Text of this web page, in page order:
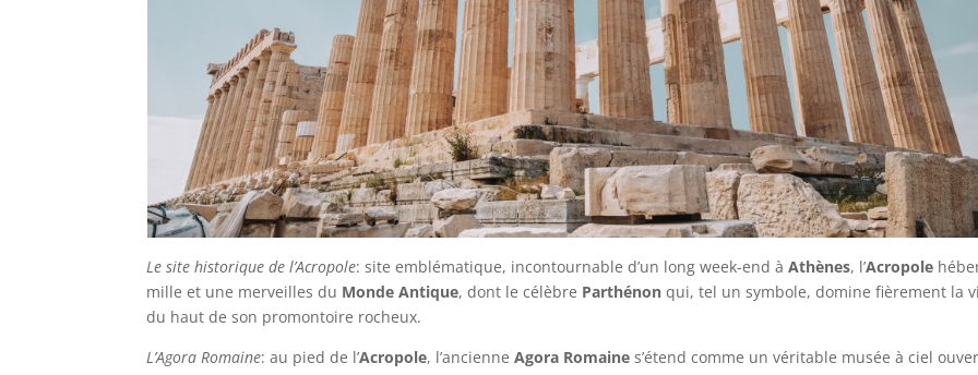
Le site historique de l’Acropole: site emblématique, incontournable d’un long week-end àAthènes, l’Acropole
mille et une merveilles du Monde Antique, dont le célèbre Parthénonqui, tel un symbole, domine fièrement la
du haut de son promontoire rocheux.
L’Agora Romaine: au pied de l’Acropole, l’ancienneAgora Romaine s’étend comme un véritable musée à ciel